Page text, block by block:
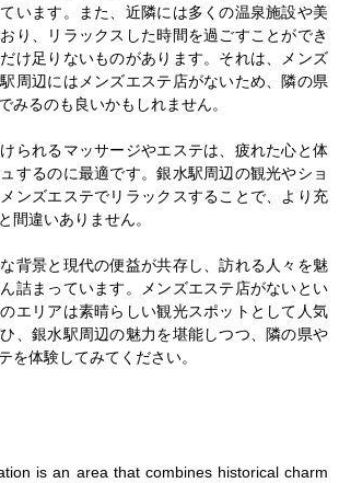
います。また、近隣には多くの温泉施設や美
り、リラックスした時間を過ごすことができ
け足りないものがあります。それは、メンズ
周辺にはメンズエステ店がないため、隣の県
みるのも良いかもしれません。
られるマッサージやエステは、疲れた心と体
するのに最適です。銀水駅周辺の観光やショ
ンズエステでリラックスすることで、より充
間違いありません。
背景と現代の便益が共存し、訪れる人々を魅
詰まっています。メンズエステ店がないとい
エリアは素晴らしい観光スポットとして人気
、銀水駅周辺の魅力を堪能しつつ、隣の県や
を体験してみてください。
is an area that combines historical charm